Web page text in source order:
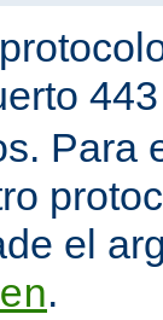
Para
el
.